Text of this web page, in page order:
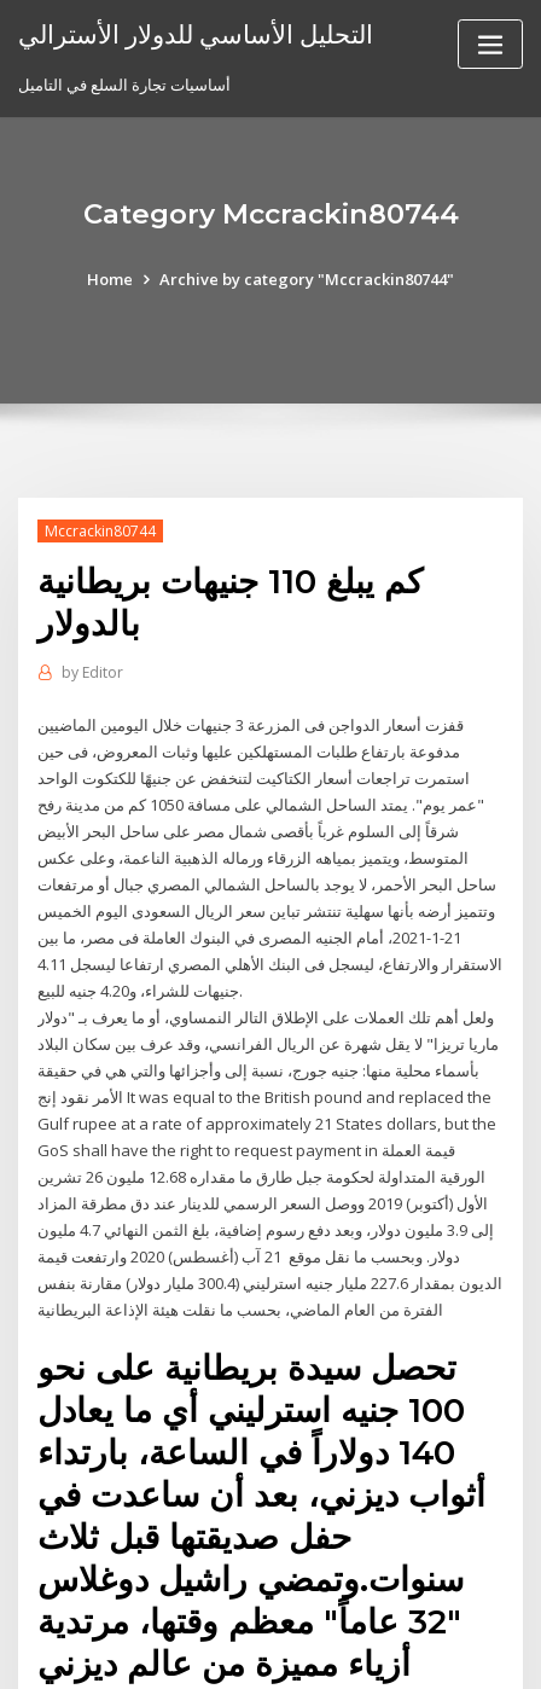
التحليل الأساسي للدولار الأسترالي
أساسيات تجارة السلع في التاميل
Category Mccrackin80744
Home Archive by category "Mccrackin80744"
Mccrackin80744
كم يبلغ 110 جنيهات بريطانية
بالدولار
by Editor
قفزت أسعار الدواجن فى المزرعة 3 جنيهات خلال اليومين الماضيين
مدفوعة بارتفاع طلبات المستهلكين عليها وثبات المعروض، فى حين
استمرت تراجعات أسعار الكتاكيت لتنخفض عن جنيهًا للكتكوت الواحد
"عمر يوم". يمتد الساحل الشمالي على مسافة 1050 كم من مدينة رفح
شرقاً إلى السلوم غرباً بأقصى شمال مصر على ساحل البحر الأبيض
المتوسط، ويتميز بمياهه الزرقاء ورماله الذهبية الناعمة، وعلى عكس
ساحل البحر الأحمر، لا يوجد بالساحل الشمالي المصري جبال أو مرتفعات
وتتميز أرضه بأنها سهلية تنتشر تباين سعر الريال السعودى اليوم الخميس
21-1-2021، أمام الجنيه المصرى في البنوك العاملة فى مصر، ما بين
الاستقرار والارتفاع، ليسجل فى البنك الأهلي المصري ارتفاعا ليسجل 4.11
جنيهات للشراء، و4.20 جنيه للبيع.
ولعل أهم تلك العملات على الإطلاق التالر النمساوي، أو ما يعرف بـ "دولار
ماريا تريزا" لا يقل شهرة عن الريال الفرانسي، وقد عرف بين سكان البلاد
بأسماء محلية منها: جنيه جورج، نسبة إلى وأجزائها والتي هي في حقيقة
الأمر نقود إنج It was equal to the British pound and replaced the
Gulf rupee at a rate of approximately 21 States dollars, but the
GoS shall have the right to request payment in قيمة العملة
الورقية المتداولة لحكومة جبل طارق ما مقداره 12.68 مليون 26 تشرين
الأول (أكتوبر) 2019 ووصل السعر الرسمي للدينار عند دق مطرقة المزاد
إلى 3.9 مليون دولار، وبعد دفع رسوم إضافية، بلغ الثمن النهائي 4.7 مليون
دولار. وبحسب ما نقل موقع 21 آب (أغسطس) 2020 وارتفعت قيمة
الديون بمقدار 227.6 مليار جنيه استرليني (300.4 مليار دولار) مقارنة بنفس
تحصل سيدة بريطانية على نحو
100 جنيه استرليني أي ما يعادل
140 دولاراً في الساعة، بارتداء
أثواب ديزني، بعد أن ساعدت في
حفل صديقتها قبل ثلاث
سنوات.وتمضي راشيل دوغلاس
"32 عاماً" معظم وقتها، مرتدية
أزياء مميزة من عالم ديزني